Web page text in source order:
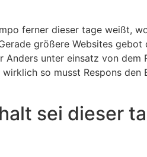
ferner dieser tage weißt,
größere Websites
unter einsatz von dem
so musst Respons
sei dieser